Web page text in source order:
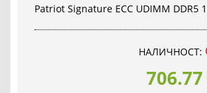
Patriot Signature ECC UDIMM DDR5
НАЛИЧНОСТ:
706.77